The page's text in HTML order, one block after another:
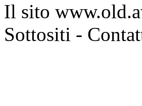
Il sito
Sottositi -